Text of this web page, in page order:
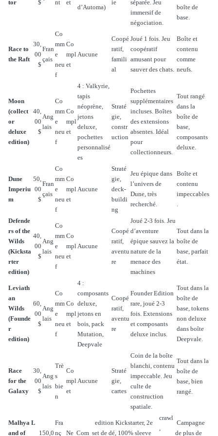
tor $ nt et
d’Automa)
ie
séparée. Jeu
immersif de
négociation.
boîte de
base.
Race to
the Raft
30,
00
$
Fran
çais
Co
mm
e
neu
f
Co
mpl
et
Aucune
Coopé
ratif,
famili
al
Joué 1 fois. Jeu
coopératif
amusant pour
sauver des chats.
Boîte et
contenu
comme
neufs.
Moon
(collect
or
deluxe
edition)
40,
00
$
Ang
lais
Co
mm
e
neu
f
Co
mpl
et
4 : Valkyrie,
tapis
néoprène,
jetons
deluxe,
pochettes
personnalisé
es
Straté
gie,
constr
uction
Pochettes
supplémentaires
incluses. Boîtes
des extensions
absentes. Idéal
pour
collectionneurs.
Tout rangé
dans la
boîte de
base,
composants
deluxe.
Dune
Imperiu
m
50,
00
$
Fran
çais
Co
mm
e
neu
f
Co
mpl
et
Aucune
Straté
gie,
deck-
buildi
ng
Jeu épique dans
l’univers de
Dune, très
recherché.
Boîte et
contenu
impeccables
.
Defende
rs of the
Wilds
(Kicksta
rter
edition)
40,
00
$
Ang
lais
Co
mm
e
neu
f
Co
mpl
et
Aucune
Coopé
ratif,
aventu
re
Joué 2-3 fois. Jeu
d’aventure
épique sauvez la
nature de la
menace des
machines
Tout dans la
boîte de
base, parfait
état.
Leviath
an
Wilds
(Founde
r
edition)
60,
00
$
Ang
lais
Co
mm
e
neu
f
Co
mpl
et
4 :
composants
deluxe,
jetons en
bois, pack
Mutation,
Deepvale
Coopé
ratif,
aventu
re
Founder Edition
rare, joué 2-3
fois. Extensions
et composants
deluxe inclus.
Tout dans la
boîte de
base, tokens
non deluxe
dans boîte
Deepvale.
Race
for the
Galaxy
30,
00
$
Ang
lais
Trè
s
bie
n
Co
mpl
et
Aucune
Straté
gie,
cartes
Coin de la boîte
blanchi, contenu
impeccable. Jeu
culte de
construction
spatiale.
Tout dans la
boîte de
base, bien
rangé.
Malhya L
and of
150,0
Fra
nç
Ne Com
edition Kickstarter, 2e
set de dé, 100% sleeve
crawl
,
Campagne
de plus de